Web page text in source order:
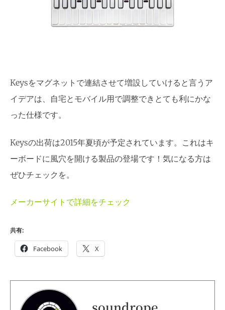
Keysをマグネットで連結させて増設していけると言うア
イデアは、自宅とモバイル用で調整できとても利にかな
った仕様です。
Keysの出荷は2015年夏頃が予定されています。これはキ
ーボードに風穴を開ける製品の登場です！気になる方は
ぜひチェックを。
メーカーサイトで詳細をチェック
共有:
Facebook X